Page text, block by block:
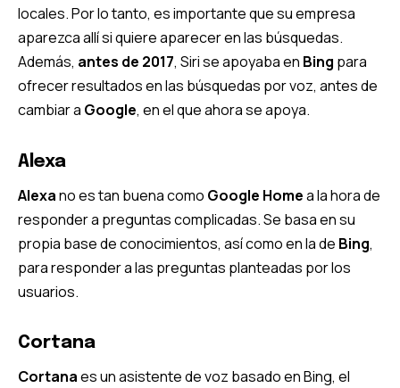
locales. Por lo tanto, es importante que su empresa
aparezca allí si quiere aparecer en las búsquedas.
Además, antes de 2017, Siri se apoyaba en Bing para
ofrecer resultados en las búsquedas por voz, antes de
cambiar a Google, en el que ahora se apoya.
Alexa
Alexano es tan buena como Google Homea la hora de
responder a preguntas complicadas. Se basa en su
propia base de conocimientos, así como en la de Bing,
para responder a las preguntas planteadas por los
usuarios.
Cortana
Cortanaes un asistente de voz basado en Bing, el